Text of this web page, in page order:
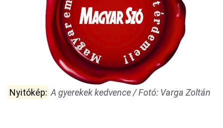
Nyitókép: A gyerekek kedvence / Fotó: Varga Zoltán